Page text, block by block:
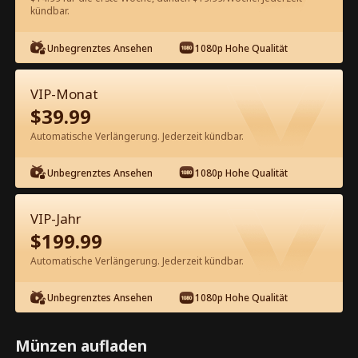
60 Jetzt entsperren
Kostenlos in der App ansehen
Episode 39 - Stiller Drachenknochen:
Der Staub des Azurdrachen
Kompletter Film
1-50 51-79
39 40 41 42 43
kündbar.
Unbegrenztes Ansehen 1080p Hohe Qualität
VIP-Monat
$39.99
Automatische Verlängerung. Jederzeit kündbar.
Unbegrenztes Ansehen 1080p Hohe Qualität
VIP-Jahr
$199.99
Automatische Verlängerung. Jederzeit kündbar.
Unbegrenztes Ansehen 1080p Hohe Qualität
Münzen aufladen